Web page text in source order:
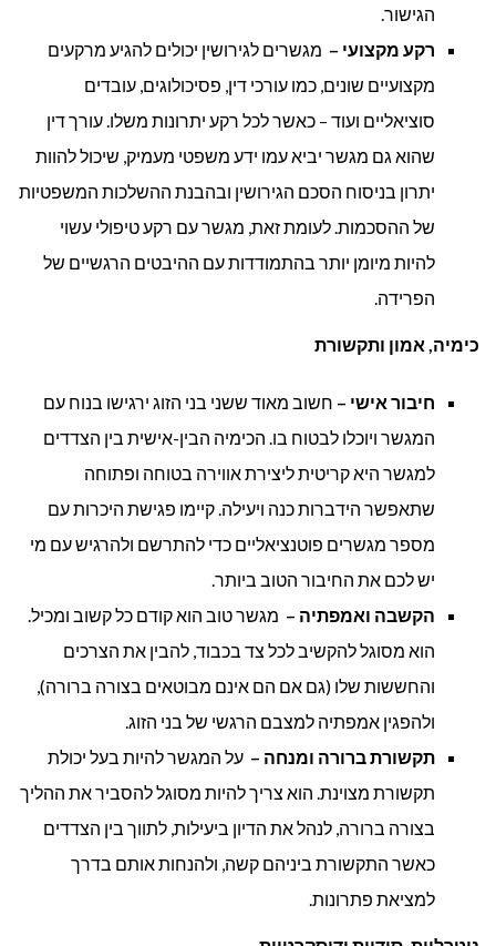
הגישור.
רקע מקצועי – מגשרים לגירושין יכולים להגיע מרקעים
מקצועיים שונים, כמו עורכי דין, פסיכולוגים, עובדים
סוציאליים ועוד – כאשר לכל רקע יתרונות משלו. עורך דין
שהוא גם מגשר יביא עמו ידע משפטי מעמיק, שיכול להוות
יתרון בניסוח הסכם הגירושין ובהבנת ההשלכות המשפטיות
של ההסכמות. לעומת זאת, מגשר עם רקע טיפולי עשוי
להיות מיומן יותר בהתמודדות עם ההיבטים הרגשיים של
הפרידה.
כימיה, אמון ותקשורת
חיבור אישי – חשוב מאוד ששני בני הזוג ירגישו בנוח עם
המגשר ויוכלו לבטוח בו. הכימיה הבין-אישית בין הצדדים
למגשר היא קריטית ליצירת אווירה בטוחה ופתוחה
שתאפשר הידברות כנה ויעילה. קיימו פגישת היכרות עם
מספר מגשרים פוטנציאליים כדי להתרשם ולהרגיש עם מי
יש לכם את החיבור הטוב ביותר.
הקשבה ואמפתיה – מגשר טוב הוא קודם כל קשוב ומכיל.
הוא מסוגל להקשיב לכל צד בכבוד, להבין את הצרכים
והחששות שלו (גם אם הם אינם מבוטאים בצורה ברורה),
ולהפגין אמפתיה למצבם הרגשי של בני הזוג.
תקשורת ברורה ומנחה – על המגשר להיות בעל יכולת
תקשורת מצוינת. הוא צריך להיות מסוגל להסביר את ההליך
בצורה ברורה, לנהל את הדיון ביעילות, לתווך בין הצדדים
כאשר התקשורת ביניהם קשה, ולהנחות אותם בדרך
למציאת פתרונות.